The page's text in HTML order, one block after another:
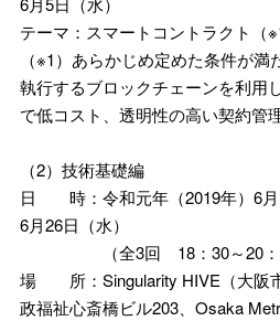
テーマ：スマートコントラクト（
（※1）あらかじめ定めた条件が
執行するブロックチェーンを利用
で低コスト、透明性の高い契約管
（2）技術基礎編
日 時：令和元年（2019年）6月
6月26日（水）
（全3回 18：30～20：
場 所：Singularity HIVE（大阪
政福祉心斎橋ビル203、Osaka